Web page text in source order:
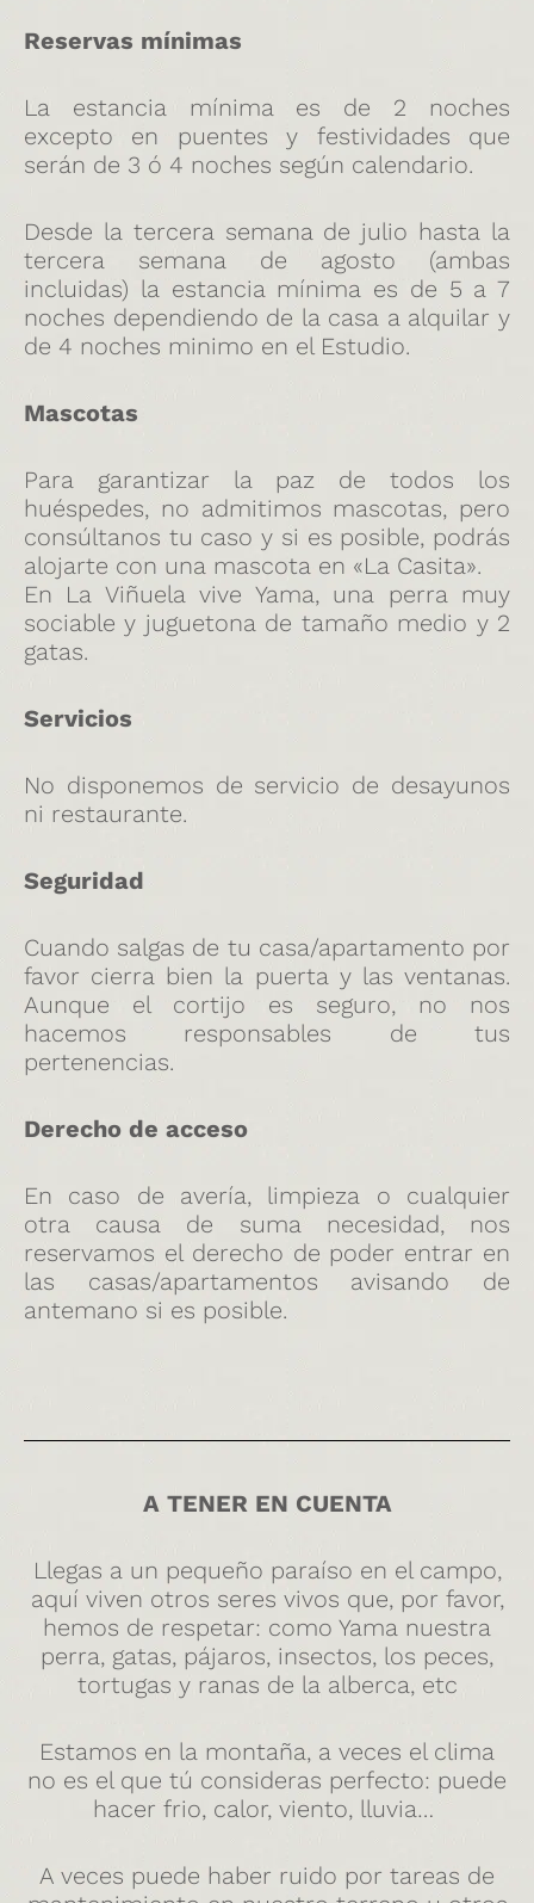
Reservas mínimas
La estancia mínima es de 2 noches
excepto en puentes y festividades que
serán de 3 ó 4 noches según calendario.
Desde la tercera semana de julio hasta la
tercera semana de agosto (ambas
incluidas) la estancia mínima es de 5 a 7
noches dependiendo de la casa a alquilar y
de 4 noches minimo en el Estudio.
Mascotas
Para garantizar la paz de todos los
huéspedes, no admitimos mascotas, pero
consúltanos tu caso y si es posible, podrás
alojarte con una mascota en «La Casita».
En La Viñuela vive Yama, una perra muy
sociable y juguetona de tamaño medio y 2
gatas.
Servicios
No disponemos de servicio de desayunos
ni restaurante.
Seguridad
Cuando salgas de tu casa/apartamento por
favor cierra bien la puerta y las ventanas.
Aunque el cortijo es seguro, no nos
hacemos responsables de tus
pertenencias.
Derecho de acceso
En caso de avería, limpieza o cualquier
otra causa de suma necesidad, nos
reservamos el derecho de poder entrar en
las casas/apartamentos avisando de
antemano si es posible.
A TENER EN CUENTA
Llegas a un pequeño paraíso en el campo,
aquí viven otros seres vivos que, por favor,
hemos de respetar: como Yama nuestra
perra, gatas, pájaros, insectos, los peces,
tortugas y ranas de la alberca, etc
Estamos en la montaña, a veces el clima
no es el que tú consideras perfecto: puede
hacer frio, calor, viento, lluvia…
A veces puede haber ruido por tareas de